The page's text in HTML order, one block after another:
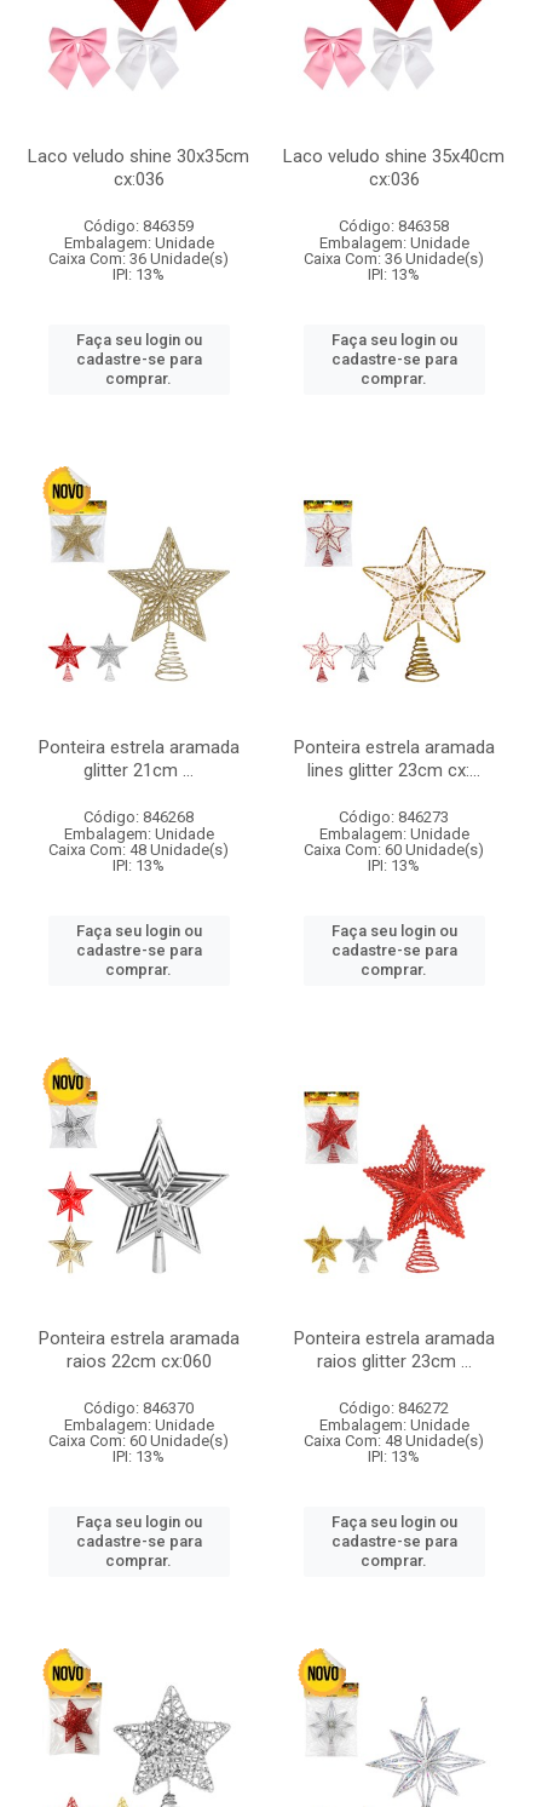
Laco veludo shine 30x35cm
cx:036
Código: 846359
Embalagem: Unidade
Caixa Com: 36 Unidade(s)
IPI: 13%
Faça seu login ou
cadastre-se para
comprar.
Laco veludo shine 35x40cm
cx:036
Código: 846358
Embalagem: Unidade
Caixa Com: 36 Unidade(s)
IPI: 13%
Faça seu login ou
cadastre-se para
comprar.
Ponteira estrela aramada
glitter 21cm ...
Código: 846268
Embalagem: Unidade
Caixa Com: 48 Unidade(s)
IPI: 13%
Faça seu login ou
cadastre-se para
comprar.
Ponteira estrela aramada
lines glitter 23cm cx:...
Código: 846273
Embalagem: Unidade
Caixa Com: 60 Unidade(s)
IPI: 13%
Faça seu login ou
cadastre-se para
comprar.
Ponteira estrela aramada
raios 22cm cx:060
Código: 846370
Embalagem: Unidade
Caixa Com: 60 Unidade(s)
IPI: 13%
Faça seu login ou
cadastre-se para
comprar.
Ponteira estrela aramada
raios glitter 23cm ...
Código: 846272
Embalagem: Unidade
Caixa Com: 48 Unidade(s)
IPI: 13%
Faça seu login ou
cadastre-se para
comprar.